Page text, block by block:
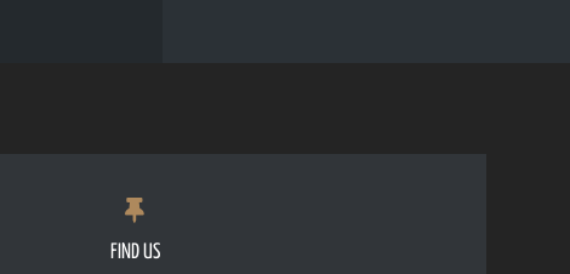
FIND US